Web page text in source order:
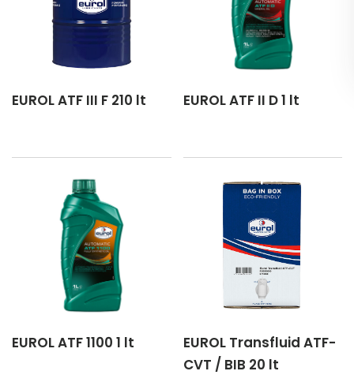
EUROL ATF III F 210 lt EUROL ATF II D 1 lt
EUROL ATF 1100 1 lt
EUROL Transfluid ATF-
CVT / BIB 20 lt